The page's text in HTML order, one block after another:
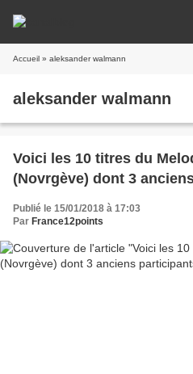
Accueil » aleksander walmann
aleksander walmann
Voici les 10 titres du
(Novrgève) dont 3
Publié le 15/01/2018 à 17:03
Par France12points